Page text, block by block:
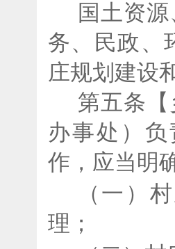
国土资
务、民政、
庄规划建设
第五条
办事处）
作，应当明
（一）
理；